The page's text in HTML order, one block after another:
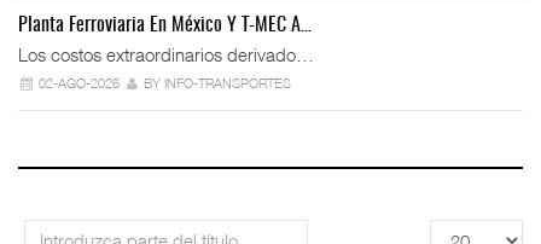
Planta Ferroviaria En México Y T-MEC A…
Los costos extraordinarios derivado…
02-AGO-2026 BY INFO-TRANSPORTES
Introduzca
Cantidad